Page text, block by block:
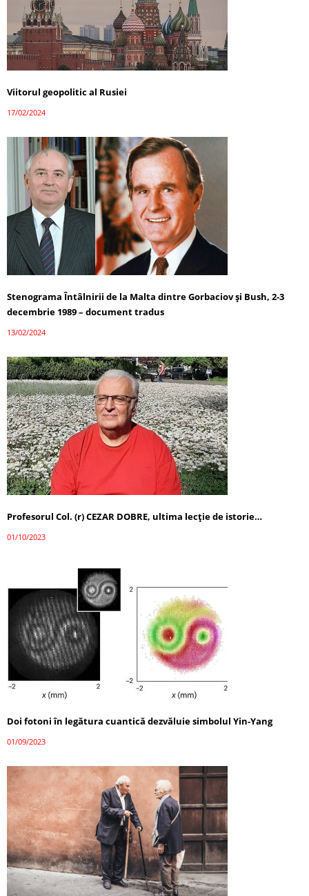
Viitorul geopolitic al Rusiei
17/02/2024
Stenograma Întâlnirii de la Malta dintre Gorbaciov și Bush, 2-3
decembrie 1989 – document tradus
13/02/2024
Profesorul Col. (r) CEZAR DOBRE, ultima lecţie de istorie…
01/10/2023
Doi fotoni în legătura cuantică dezvăluie simbolul Yin-Yang
01/09/2023